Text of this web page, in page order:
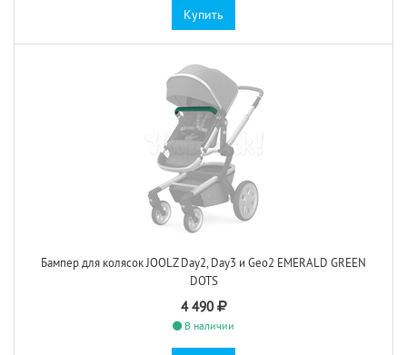
Купить
Бампер для колясок JOOLZ Day2, Day3 и Geo2 EMERALD GREEN
DOTS
4 490
В наличии